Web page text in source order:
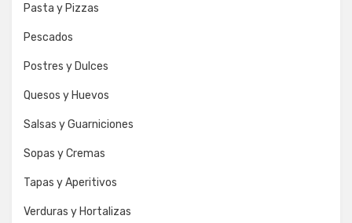
Pasta y Pizzas
Pescados
Postres y Dulces
Quesos y Huevos
Salsas y Guarniciones
Sopas y Cremas
Tapas y Aperitivos
Verduras y Hortalizas